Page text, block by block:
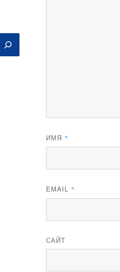
ИМЯ *
EMAIL *
САЙТ